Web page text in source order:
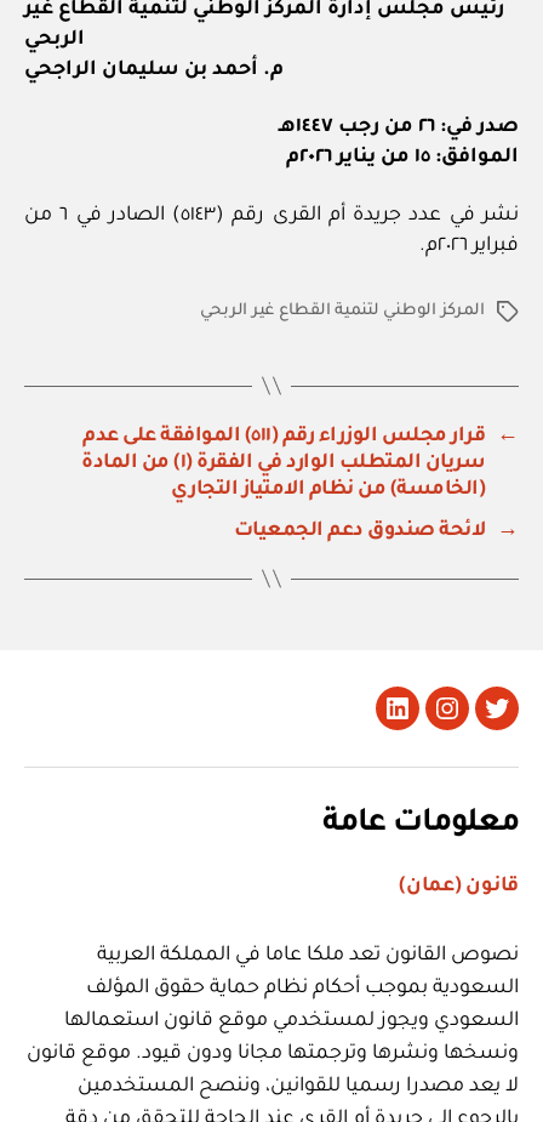
رئيس مجلس إدارة المركز الوطني لتنمية القطاع غير
الربحي
م. أحمد بن سليمان الراجحي
صدر في: ٢٦ من رجب ١٤٤٧هـ
الموافق: ١٥ من يناير ٢٠٢٦م
نشر في عدد جريدة أم القرى رقم (٥١٤٣) الصادر في ٦ من
فبراير ٢٠٢٦م.
الوسومالمركز الوطني لتنمية القطاع غير الربحي
←
قرار مجلس الوزراء رقم (٥١١) الموافقة على عدم
سريان المتطلب الوارد في الفقرة (١) من المادة
(الخامسة) من نظام الامتياز التجاري
→
لائحة صندوق دعم الجمعيات
تويتر Instagram
LinkedIn
معلومات عامة
قانون (عمان)
نصوص القانون تعد ملكا عاما في المملكة العربية
السعودية بموجب أحكام نظام حماية حقوق المؤلف
السعودي ويجوز لمستخدمي موقع قانون استعمالها
ونسخها ونشرها وترجمتها مجانا ودون قيود. موقع قانون
لا يعد مصدرا رسميا للقوانين، وننصح المستخدمين